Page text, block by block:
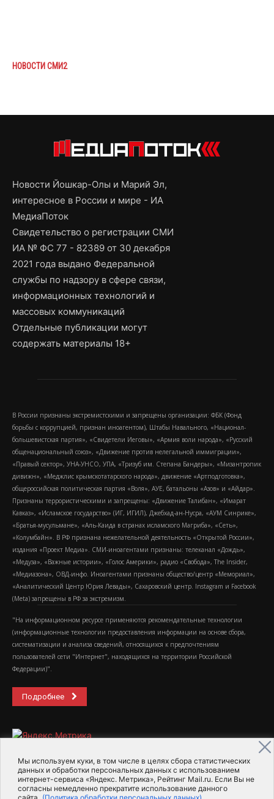
Мы используем куки, в том числе в целях сбора статистических
данных и обработки персональных данных с использованием
интернет-сервиса «Яндекс. Метрика», Рейтинг Mail.ru. Если Вы не
согласны немедленно прекратите использование данного
сайта. (Политика обработки персональных данных)
НОВОСТИ СМИ2
Новости Йошкар-Олы и Марий Эл,
интересное в России и мире - ИА
МедиаПоток
Свидетельство о регистрации СМИ
ИА № ФС 77 - 82389 от 30 декабря
2021 года выдано Федеральной
службы по надзору в сфере связи,
информационных технологий и
массовых коммуникаций
Отдельные публикации могут
содержать материалы 18+
В России признаны экстремистскими и запрещены организации: ФБК (Фонд
борьбы с коррупцией, признан иноагентом), Штабы Навального, «Национал-
большевистская партия», «Свидетели Иеговы», «Армия воли народа», «Русский
общенациональный союз», «Движение против нелегальной иммиграции»,
«Правый сектор», УНА-УНСО, УПА, «Тризуб им. Степана Бандеры», «Мизантропик
дивижн», «Меджлис крымскотатарского народа», движение «Артподготовка»,
общероссийская политическая партия «Воля», АУЕ, батальоны «Азов» и «Айдар».
Признаны террористическими и запрещены: «Движение Талибан», «Имарат
Кавказ», «Исламское государство» (ИГ, ИГИЛ), Джебхад-ан-Нусра, «АУМ Синрике»,
«Братья-мусульмане», «Аль-Каида в странах исламского Магриба», «Сеть»,
«Колумбайн». В РФ признана нежелательной деятельность «Открытой России»,
издания «Проект Медиа». СМИ-иноагентами признаны: телеканал «Дождь»,
«Медуза», «Важные истории», «Голос Америки», радио «Свобода», The Insider,
«Медиазона», ОВД-инфо. Иноагентами признаны общество/центр «Мемориал»,
«Аналитический Центр Юрия Левады», Сахаровский центр. Instagram и Facebook
(Metа) запрещены в РФ за экстремизм.
"На информационном ресурсе применяются рекомендательные технологии
(информационные технологии предоставления информации на основе сбора,
систематизации и анализа сведений, относящихся к предпочтениям
пользователей сети "Интернет", находящихся на территории Российской
Федерации)".
Подробнее
2015-2026- Информационное агентство МедиаПоток